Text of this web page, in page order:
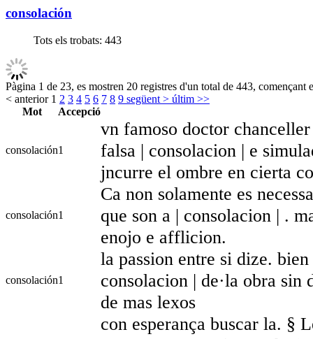
consolación
Tots els trobats: 443
Pàgina 1 de 23, es mostren 20 registres d'un total de 443, començant
< anterior 1 2 3 4 5 6 7 8 9 següent > últim >>
Mot
Accepció
consolación1
vn famoso doctor
falsa | consolacion | e
jncurre el ombre en cierta
consolación1
Ca non solamente es
que son a | consolacion | .
enojo e afflicion.
consolación1
la passion entre si dize.
consolacion | de·la obra sin
de mas lexos
con esperança buscar la. §